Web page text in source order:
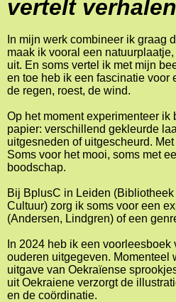
vertelt verhalen
In mijn werk combineer ik graag
maak ik vooral een
uit. En soms vertel ik met mijn
en toe heb ik een fascinatie voor
de regen, roest, de wind.
Op het moment experimenteer ik
papier: verschillend gekleurde
uitgesneden of uitgescheurd.
Soms voor het mooi, soms met
boodschap.
Bij BplusC in Leiden
Cultuur) zorg ik soms voor een
(Andersen, Lindgren) of een
In 2024 heb ik een
ouderen uitgegeven. Momenteel
uitgave van Oekraïense
uit Oekraiene verzorgt de
en de coördinatie.